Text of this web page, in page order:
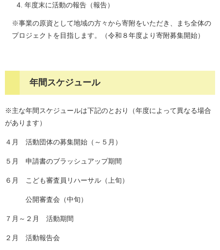
年度末に活動の報告（報告）
※事業の原資として地域の方々から寄附をいただき、まち全体の
プロジェクトを目指します。（令和８年度より寄附募集開始）
年間スケジュール
※主な年間スケジュールは下記のとおり（年度によって異なる場合
があります）
４月 活動団体の募集開始（～５月）
５月 申請書のブラッシュアップ期間
６月 こども審査員リハーサル（上旬）
公開審査会（中旬）
７月～２月 活動期間
２月 活動報告会